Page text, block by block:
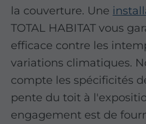
la couverture. Une
TOTAL HABITAT vous
efficace contre les
variations climatiques.
compte les spécificités
pente du toit à
engagement est de